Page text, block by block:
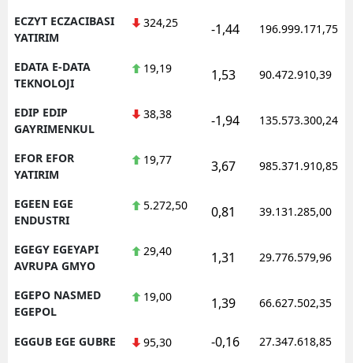
ECZYT ECZACIBASI
YATIRIM
324,25 -1,44 196.999.171,75
EDATA E-DATA
TEKNOLOJI
19,19 1,53 90.472.910,39
EDIP EDIP
GAYRIMENKUL
38,38 -1,94 135.573.300,24
EFOR EFOR
YATIRIM
19,77 3,67 985.371.910,85
EGEEN EGE
ENDUSTRI
5.272,50 0,81 39.131.285,00
EGEGY EGEYAPI
AVRUPA GMYO
29,40 1,31 29.776.579,96
EGEPO NASMED
EGEPOL
19,00 1,39 66.627.502,35
EGGUB EGE GUBRE 95,30 -0,16 27.347.618,85